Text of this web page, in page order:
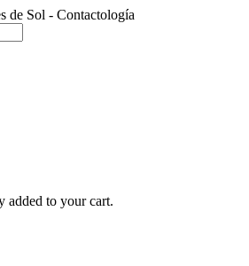
de Sol - Contactología
added to your cart.